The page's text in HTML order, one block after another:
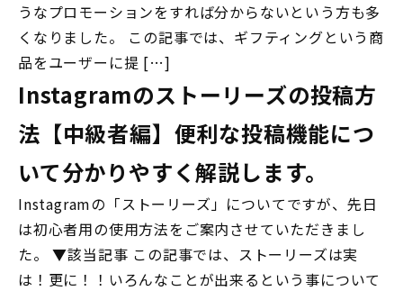
うなプロモーションをすれば分からないという方も多
くなりました。 この記事では、ギフティングという商
品をユーザーに提 […]
Instagramのストーリーズの投稿方
法【中級者編】便利な投稿機能につ
いて分かりやすく解説します。
Instagramの「ストーリーズ」についてですが、先日
は初心者用の使用方法をご案内させていただきまし
た。 ▼該当記事 この記事では、ストーリーズは実
は！更に！！いろんなことが出来るという事について